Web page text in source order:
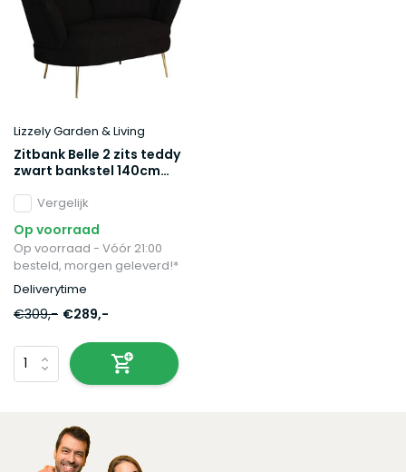
Lizzely Garden & Living
Zitbank Belle 2 zits teddy
zwart bankstel 140cm
Vergelijk
Op voorraad
Op voorraad - Vóór 21:00
besteld, morgen geleverd!*
Deliverytime
€309,- €289,-